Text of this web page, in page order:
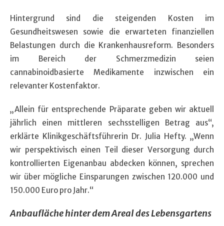
Hintergrund sind die steigenden Kosten im
Gesundheitswesen sowie die erwarteten finanziellen
Belastungen durch die Krankenhausreform. Besonders
im Bereich der Schmerzmedizin seien
cannabinoidbasierte Medikamente inzwischen ein
relevanter Kostenfaktor.
„Allein für entsprechende Präparate geben wir aktuell
jährlich einen mittleren sechsstelligen Betrag aus“,
erklärte Klinikgeschäftsführerin Dr. Julia Hefty. „Wenn
wir perspektivisch einen Teil dieser Versorgung durch
kontrollierten Eigenanbau abdecken können, sprechen
wir über mögliche Einsparungen zwischen 120.000 und
150.000 Euro pro Jahr.“
Anbaufläche hinter dem Areal des Lebensgartens